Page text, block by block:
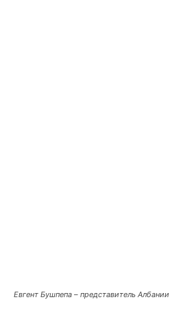
Евгент Бушпепа – представитель Албании